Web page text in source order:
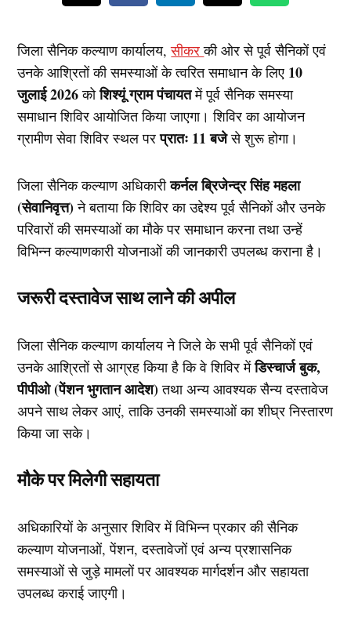
जिला सैनिक कल्याण कार्यालय,सीकरकी ओर से पूर्व सैनिकों एवं
उनके आश्रितों की समस्याओं के त्वरित समाधान के लिए 10
जुलाई 2026कोशिश्यूं ग्राम पंचायतमें पूर्व सैनिक समस्या
समाधान शिविर आयोजित किया जाएगा। शिविर का आयोजन
ग्रामीण सेवा शिविर स्थल परप्रातः 11 बजेसे शुरू होगा।
जिला सैनिक कल्याण अधिकारीकर्नल ब्रिजेन्द्र सिंह महला
(सेवानिवृत्त)ने बताया कि शिविर का उद्देश्य पूर्व सैनिकों और उनके
परिवारों की समस्याओं का मौके पर समाधान करना तथा उन्हें
विभिन्न कल्याणकारी योजनाओं की जानकारी उपलब्ध कराना है।
जरूरी दस्तावेज साथ लाने की अपील
जिला सैनिक कल्याण कार्यालय ने जिले के सभी पूर्व सैनिकों एवं
उनके आश्रितों से आग्रह किया है कि वे शिविर मेंडिस्चार्ज बुक,
पीपीओ (पेंशन भुगतान आदेश)तथा अन्य आवश्यक सैन्य दस्तावेज
अपने साथ लेकर आएं, ताकि उनकी समस्याओं का शीघ्र निस्तारण
किया जा सके।
मौके पर मिलेगी सहायता
अधिकारियों के अनुसार शिविर में विभिन्न प्रकार की सैनिक
कल्याण योजनाओं, पेंशन, दस्तावेजों एवं अन्य प्रशासनिक
समस्याओं से जुड़े मामलों पर आवश्यक मार्गदर्शन और सहायता
उपलब्ध कराई जाएगी।